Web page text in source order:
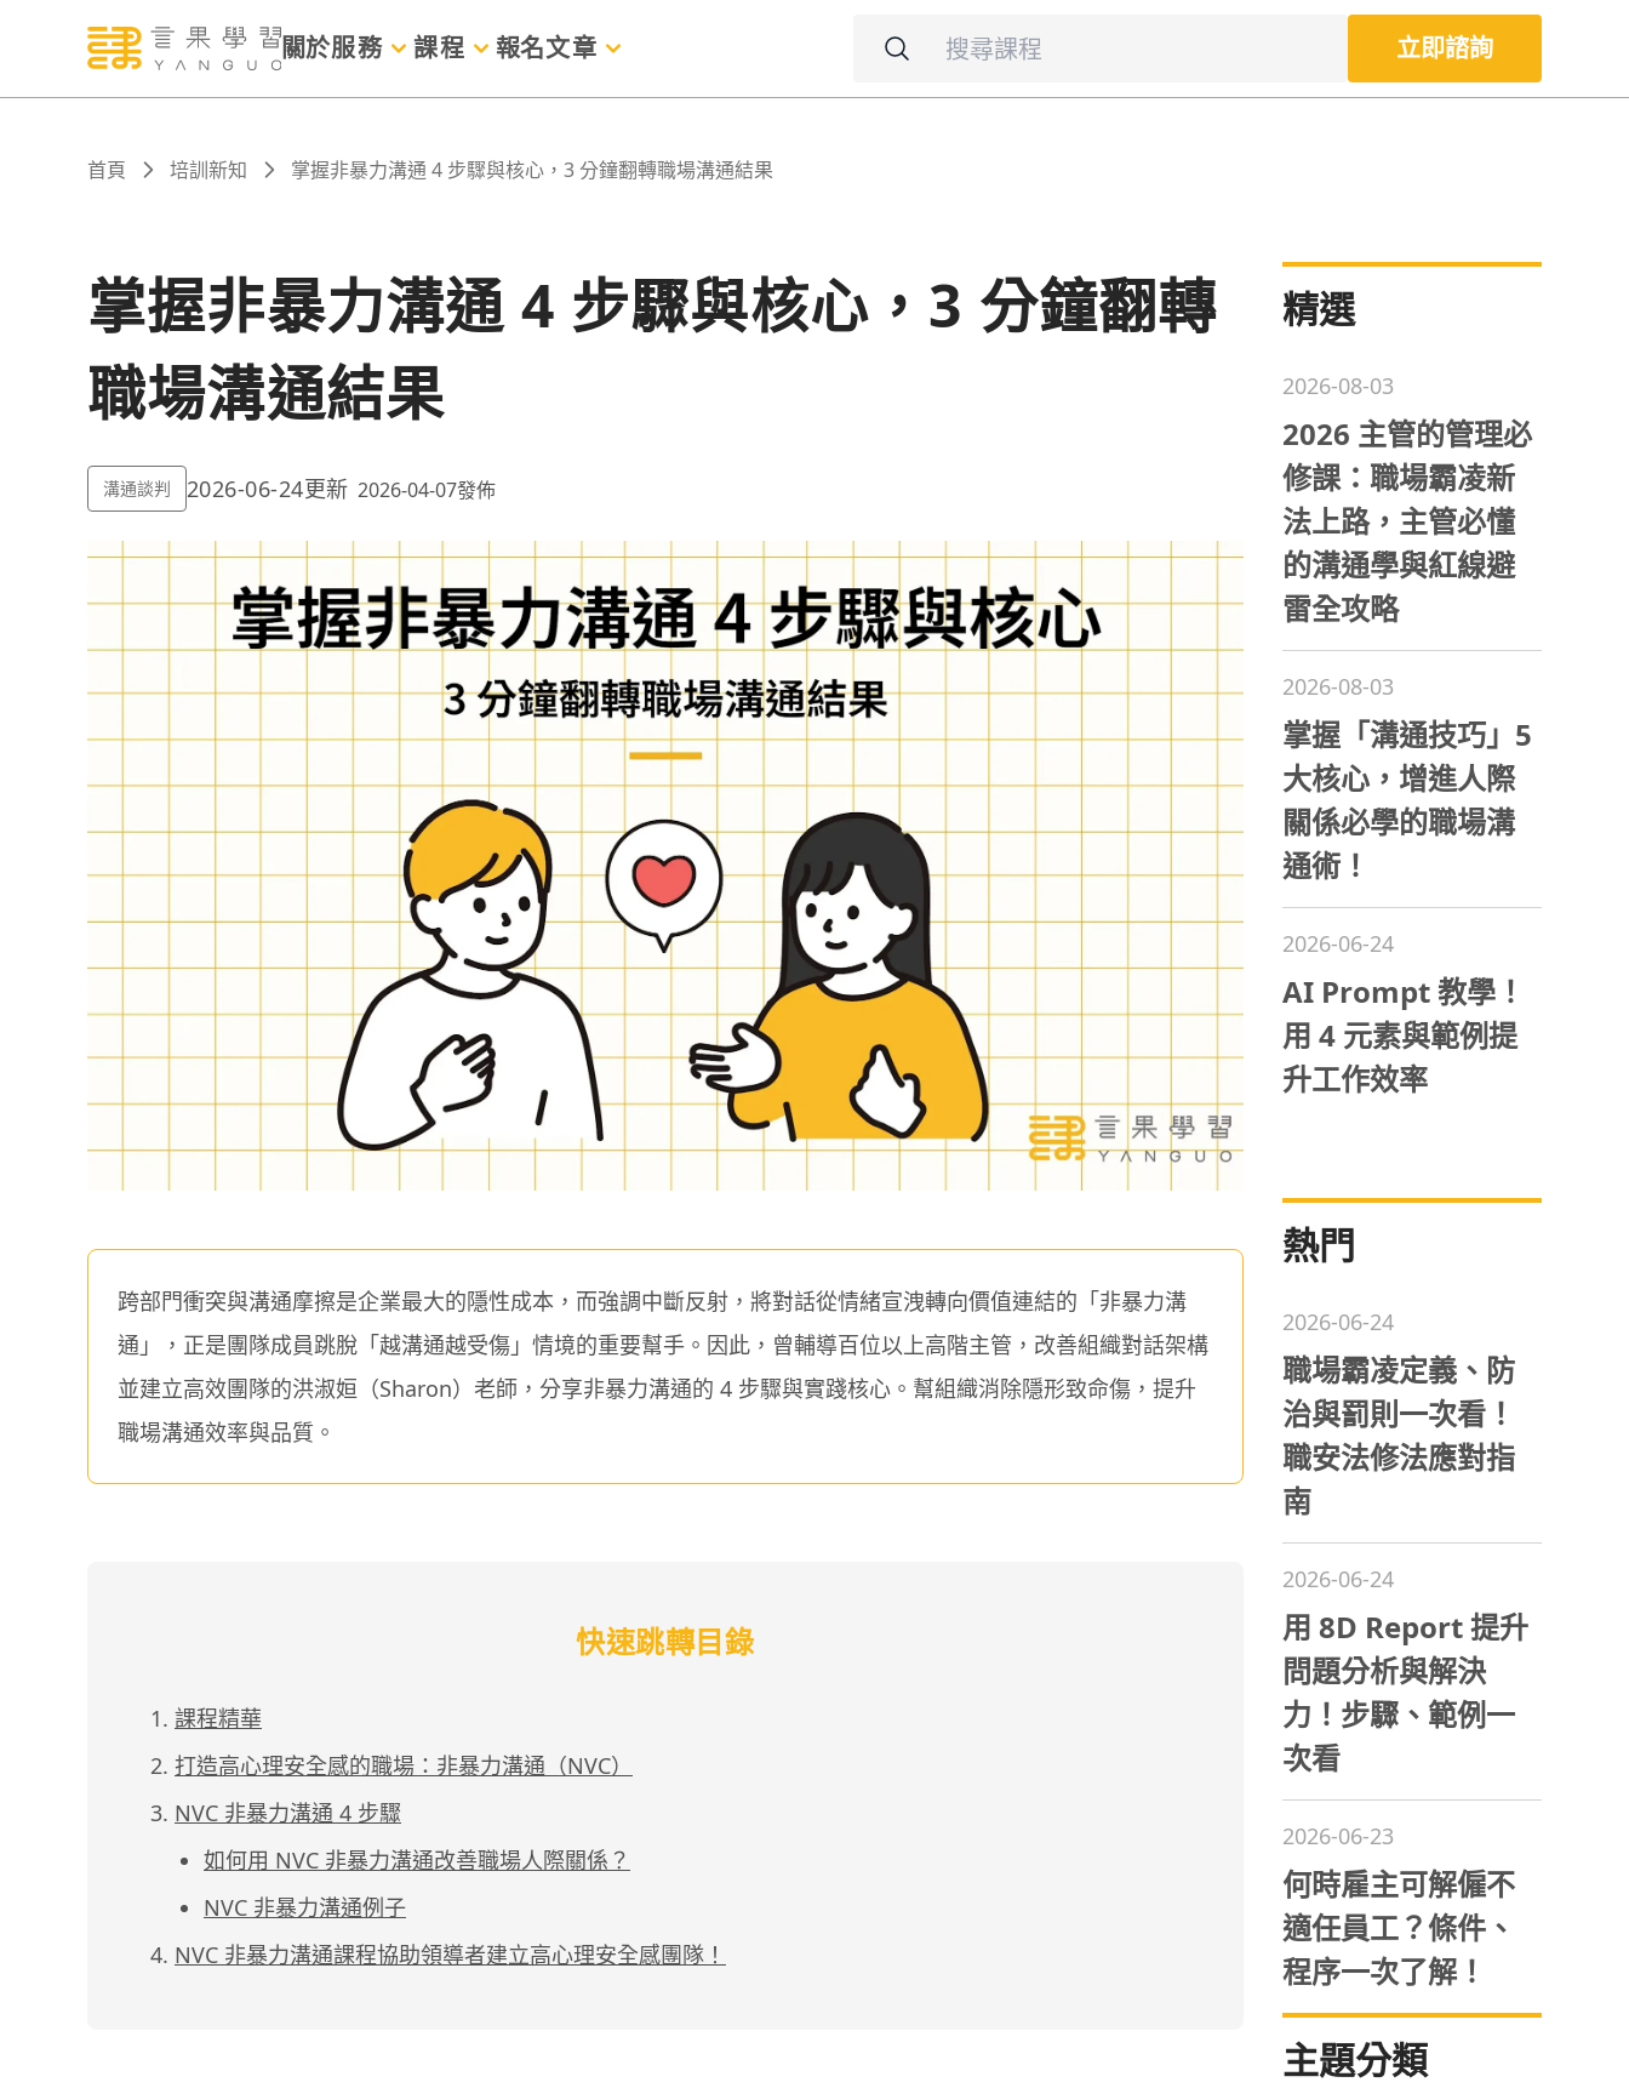
關於服務 課程 報名文章 立即諮詢
首頁 培訓新知 掌握非暴力溝通 4 步驟與核心，3 分鐘翻轉職場溝通結果
掌握非暴力溝通 4 步驟與核心，3 分鐘翻轉
職場溝通結果
溝通談判 2026-06-24更新 2026-04-07發佈
跨部門衝突與溝通摩擦是企業最大的隱性成本，而強調中斷反射，將對話從情緒宣洩轉向價值連結的「非暴力溝
通」，正是團隊成員跳脫「越溝通越受傷」情境的重要幫手。因此，曾輔導百位以上高階主管，改善組織對話架構
並建立高效團隊的洪淑姮（Sharon）老師，分享非暴力溝通的 4 步驟與實踐核心。幫組織消除隱形致命傷，提升
職場溝通效率與品質。
快速跳轉目錄
課程精華
打造高心理安全感的職場：非暴力溝通（NVC）
NVC 非暴力溝通 4 步驟
如何用 NVC 非暴力溝通改善職場人際關係？
NVC 非暴力溝通例子
NVC 非暴力溝通課程協助領導者建立高心理安全感團隊！
精選
2026-08-03
2026 主管的管理必
修課：職場霸凌新
法上路，主管必懂
的溝通學與紅線避
雷全攻略
2026-08-03
掌握「溝通技巧」5
大核心，增進人際
關係必學的職場溝
通術！
2026-06-24
AI Prompt 教學！
用 4 元素與範例提
升工作效率
熱門
2026-06-24
職場霸凌定義、防
治與罰則一次看！
職安法修法應對指
南
2026-06-24
用 8D Report 提升
問題分析與解決
力！步驟、範例一
次看
2026-06-23
何時雇主可解僱不
適任員工？條件、
程序一次了解！
主題分類